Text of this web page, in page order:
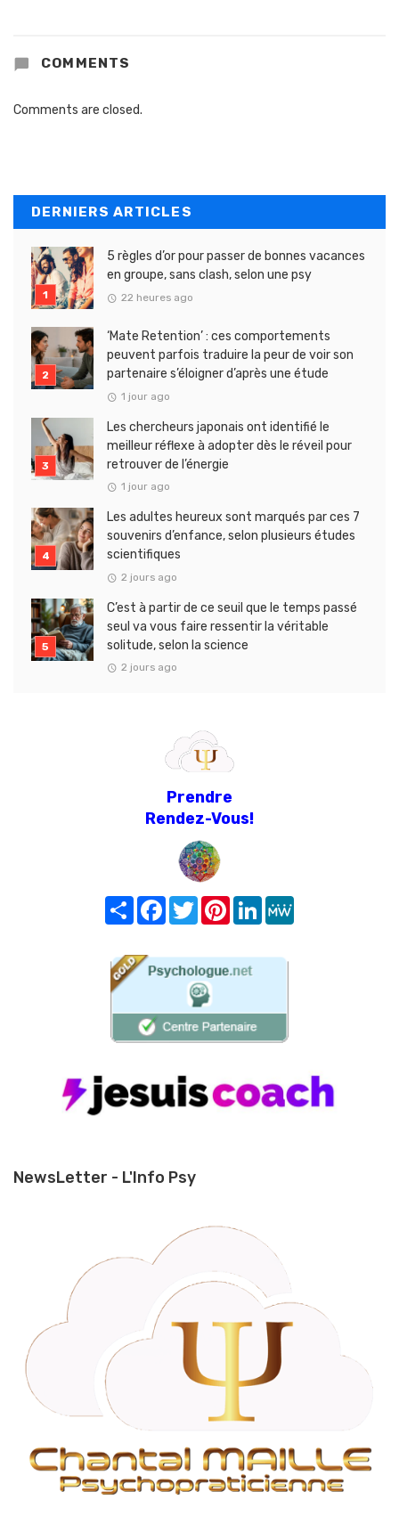
COMMENTS
Comments are closed.
DERNIERS ARTICLES
5 règles d’or pour passer de bonnes vacances
en groupe, sans clash, selon une psy
22 heures ago
‘Mate Retention’ : ces comportements
peuvent parfois traduire la peur de voir son
partenaire s’éloigner d’après une étude
1 jour ago
Les chercheurs japonais ont identifié le
meilleur réflexe à adopter dès le réveil pour
retrouver de l’énergie
1 jour ago
Les adultes heureux sont marqués par ces 7
souvenirs d’enfance, selon plusieurs études
scientifiques
2 jours ago
C’est à partir de ce seuil que le temps passé
seul va vous faire ressentir la véritable
solitude, selon la science
2 jours ago
Prendre
Rendez-Vous!
Share FacebookTwitterPinterest
LinkedIn
NewsLetter - L'Info Psy